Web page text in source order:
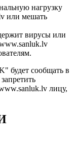
нагрузку
или мешать
вирусы или
будет сообщать в
лицу,